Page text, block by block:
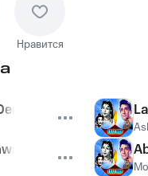
Нравится